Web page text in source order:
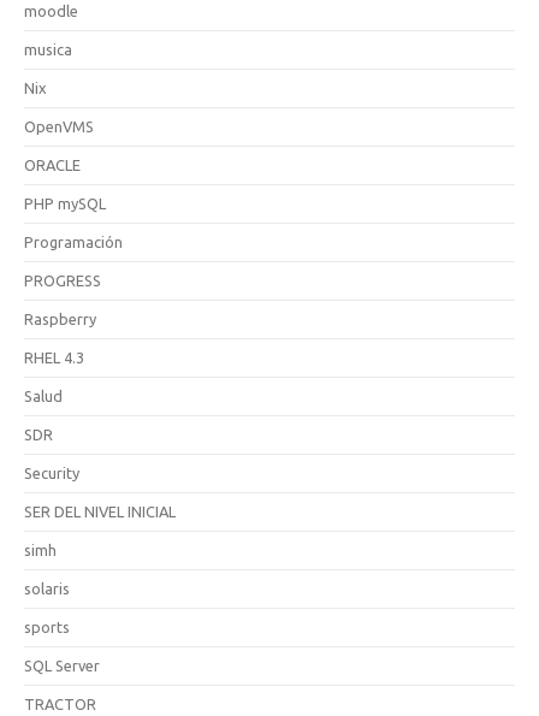
moodle
musica
Nix
OpenVMS
ORACLE
PHP mySQL
Programación
PROGRESS
Raspberry
RHEL 4.3
Salud
SDR
Security
SER DEL NIVEL INICIAL
simh
solaris
sports
SQL Server
TRACTOR